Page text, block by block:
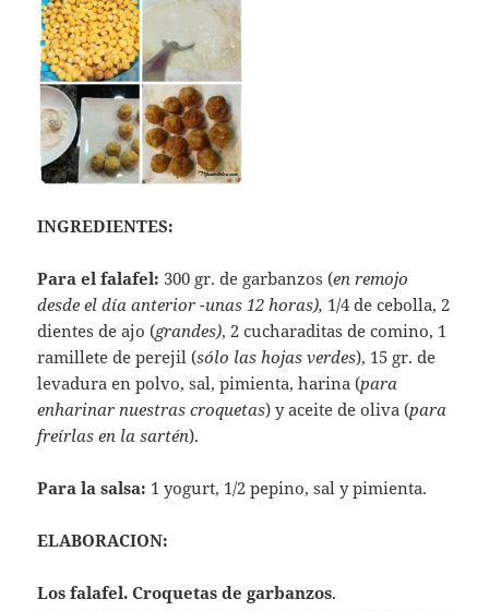
INGREDIENTES:
Para el falafel: 300 gr. de garbanzos (en remojo
desde el día anterior -unas 12 horas), 1/4 de cebolla, 2
dientes de ajo (grandes), 2 cucharaditas de comino, 1
ramillete de perejil (sólo las hojas verdes), 15 gr. de
levadura en polvo, sal, pimienta, harina (para
enharinar nuestras croquetas) y aceite de oliva (para
freírlas en la sartén).
Para la salsa: 1 yogurt, 1/2 pepino, sal y pimienta.
ELABORACION:
Los falafel. Croquetas de garbanzos.